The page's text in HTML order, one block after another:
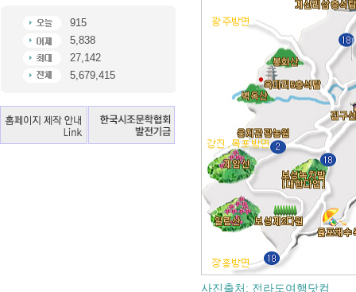
915
5,838
27,142
5,679,415
사진출처: 전라도여행닷컴